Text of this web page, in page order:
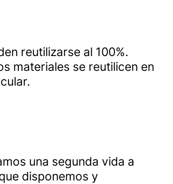
reutilizarse al 100%.
materiales se reutilicen en
una segunda vida a
disponemos y